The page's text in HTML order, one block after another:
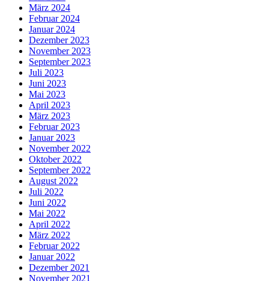
März 2024
Februar 2024
Januar 2024
Dezember 2023
November 2023
September 2023
Juli 2023
Juni 2023
Mai 2023
April 2023
März 2023
Februar 2023
Januar 2023
November 2022
Oktober 2022
September 2022
August 2022
Juli 2022
Juni 2022
Mai 2022
April 2022
März 2022
Februar 2022
Januar 2022
Dezember 2021
November 2021